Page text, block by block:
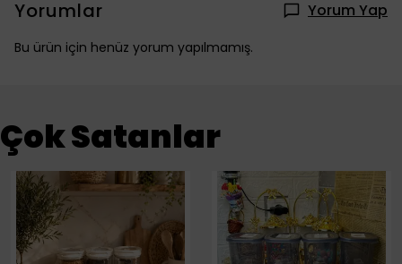
Yorumlar Yorum Yap
Bu ürün için henüz yorum yapılmamış.
Çok Satanlar